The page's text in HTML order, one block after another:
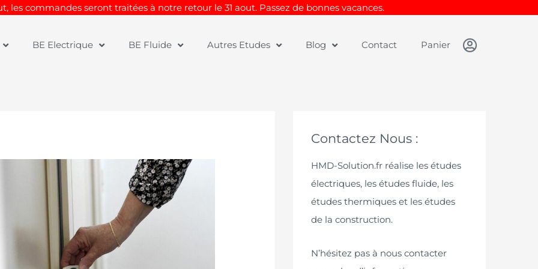
les commandes seront traitées à notre retour le 31 aout. Passez de bonnes vacances.
BE Electrique BE Fluide Autres Etudes Blog Contact Panier
Contactez Nous :
HMD-Solution.fr réalise les études
électriques, les études fluide, les
études thermiques et les études
de la construction.
N’hésitez pas à nous contacter